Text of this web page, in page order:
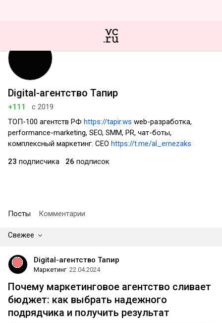
Digital-агентство Тапир
+111
с 2019
ТОП-100 агентств РФ https://tapir.ws web-разработка,
performance-marketing, SEO, SMM, PR, чат-боты,
комплексный маркетинг. CEO https://t.me/al_ernezaks
23 подписчика 26 подписок
Посты Комментарии
Свежее
Digital-агентство Тапир
Маркетинг 22.04.2024
Почему маркетинговое агентство сливает
бюджет: как выбрать надежного
подрядчика и получить результат